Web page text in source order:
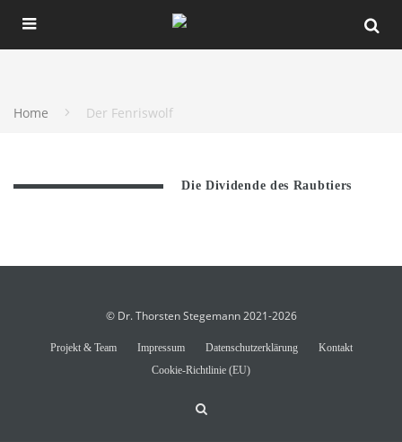
Home Der Fenriswolf
Die Dividende des Raubtiers
© Dr. Thorsten Stegemann 2021-2026
Projekt & Team Impressum Datenschutzerklärung
Kontakt
Cookie-Richtlinie (EU)